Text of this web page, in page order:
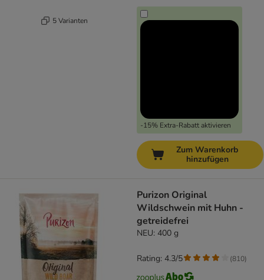
5 Varianten
-15% Extra-Rabatt aktivieren
Zum Warenkorb
hinzufügen
Purizon Original
Wildschwein mit Huhn -
getreidefrei
NEU: 400 g
Rating: 4.3/5 (810)